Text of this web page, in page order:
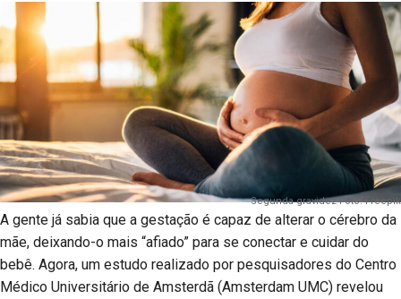
Segunda gravidez Foto: Freepik
A gente já sabia que a gestação é capaz de alterar o cérebro da
mãe, deixando-o mais “afiado” para se conectar e cuidar do
bebê. Agora, um estudo realizado por pesquisadores do Centro
Médico Universitário de Amsterdã (Amsterdam UMC) revelou